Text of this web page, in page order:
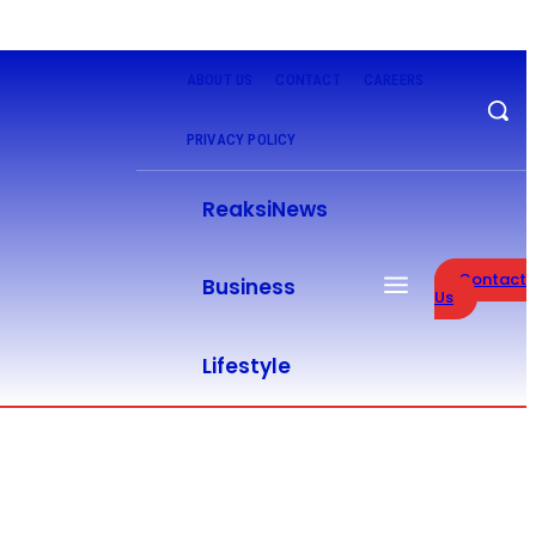
ABOUT US CONTACT CAREERS
PRIVACY POLICY
ReaksiNews
Business
Lifestyle
Contact
Us